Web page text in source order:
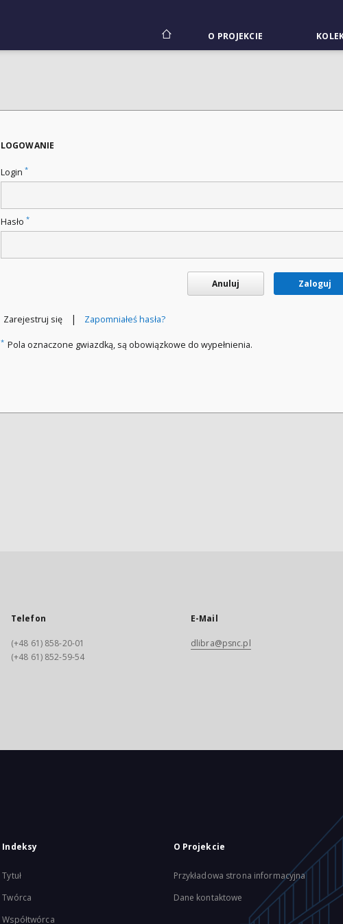
O PROJEKCIE
LOGOWANIE
Login *
Hasło *
Anuluj Zaloguj
Zarejestruj się | Zapomniałeś hasła?
* Pola oznaczone gwiazdką, są obowiązkowe do wypełnienia.
Telefon
(+48 61) 858-20-01
(+48 61) 852-59-54
E-Mail
dlibra@psnc.pl
Indeksy
Tytuł
Twórca
Współtwórca
O Projekcie
Przykładowa strona informacyjna
Dane kontaktowe